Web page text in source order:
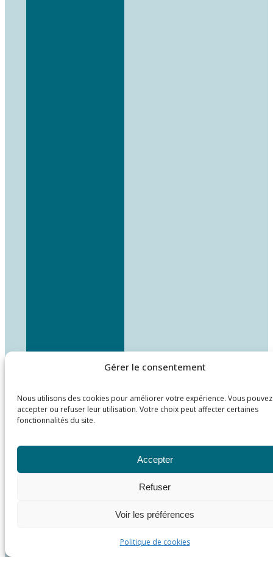
Gérer le consentement
Nous utilisons des cookies pour améliorer votre expérience. Vous pouvez
accepter ou refuser leur utilisation. Votre choix peut affecter certaines
fonctionnalités du site.
Accepter
Refuser
Voir les préférences
Politique de cookies